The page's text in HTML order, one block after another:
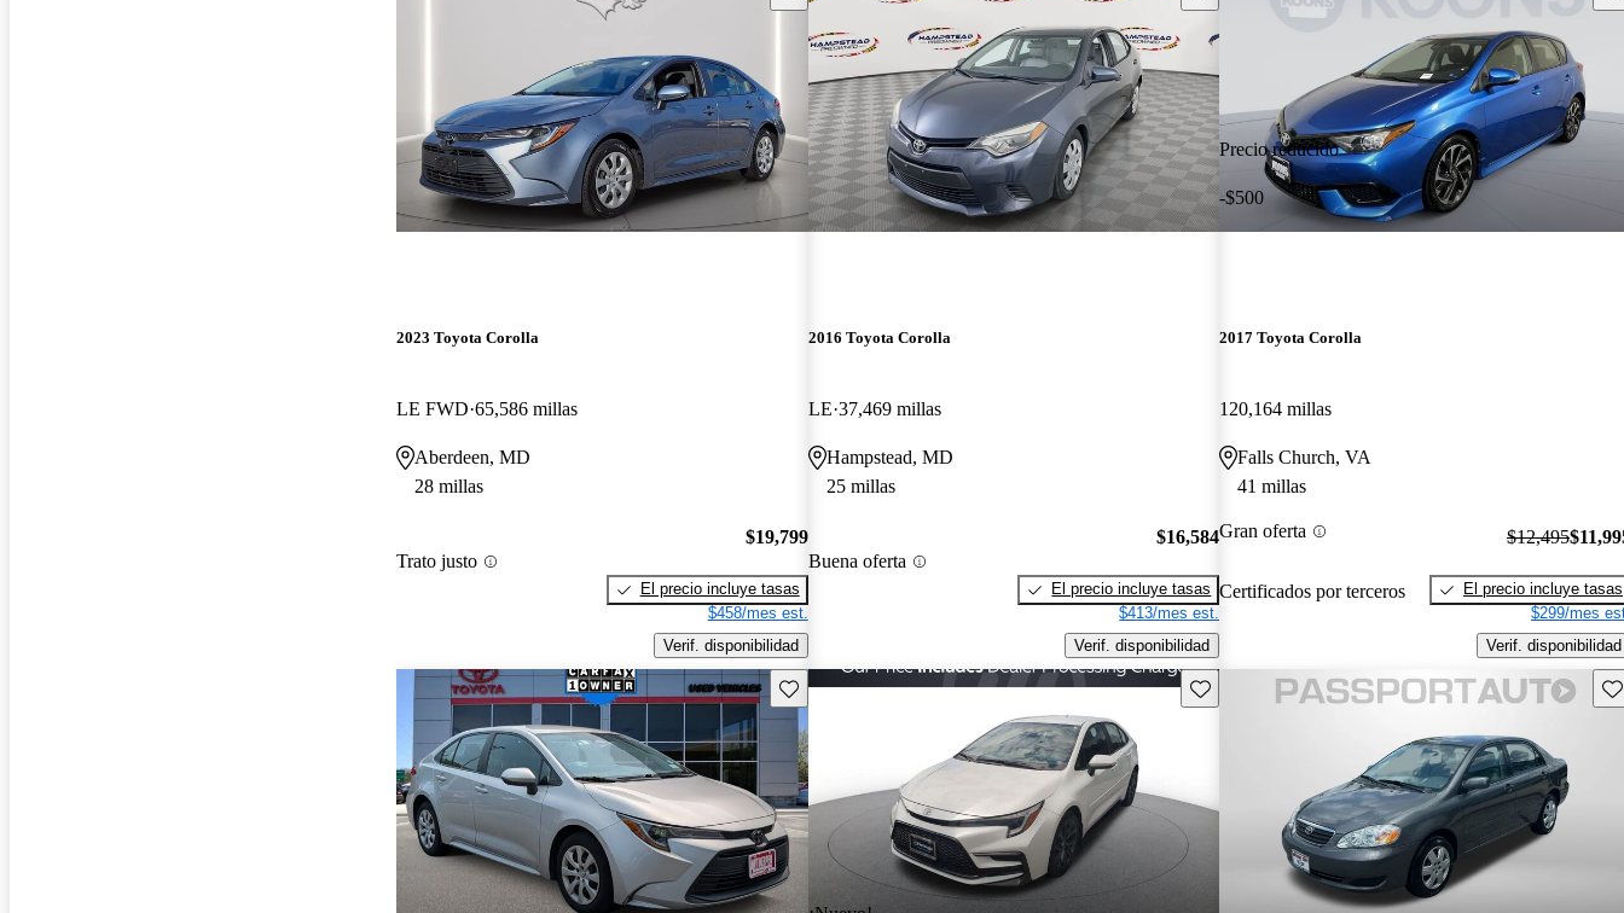
2023 Toyota Corolla
LE FWD 65,586 millas
Aberdeen, MD
28 millas
Trato justo
$19,799
El precio incluye tasas
$458/mes est.
Verif. disponibilidad
2016 Toyota Corolla
LE 37,469 millas
Hampstead, MD
25 millas
Buena oferta
$16,584
El precio incluye tasas
$413/mes est.
Verif. disponibilidad
Precio reducido
-$500
2017 Toyota Corolla
120,164 millas
Falls Church, VA
41 millas
Gran oferta
Certificados por terceros
$12,495
El precio incluye tasas
$299/mes
Verif. disponibilidad
Guarda este Aviso Guarda este Aviso